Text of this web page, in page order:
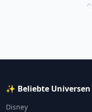
✨ Beliebte Universen
Disney